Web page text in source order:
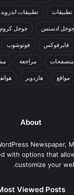
تطبيقات تطبيقات اندرويد
جوجل ادسنس جوجل كروم
فايرفوكس فوتوشوب
متصفحات مراجعة
مواقع هاردوير
About
Newspaper,
with options that
customize your
Viewed Posts